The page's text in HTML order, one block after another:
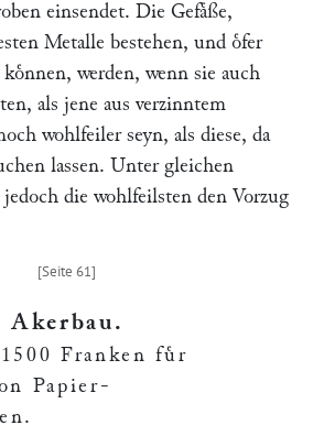
einsendet. Die Gefaͤße,
Metalle bestehen, und oͤfer
koͤnnen, werden, wenn sie auch
als jene aus verzinntem
wohlfeiler seyn, als diese, da
lassen. Unter gleichen
die wohlfeilsten den Vorzug
Akerbau.
Franken fuͤr
Papier-
.